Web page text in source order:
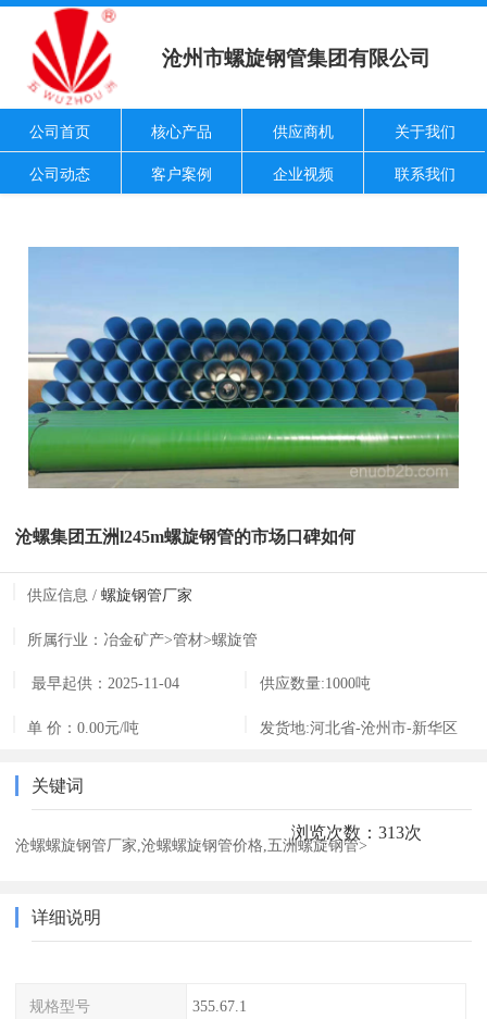
沧州市螺旋钢管集团有限公司
公司首页 核心产品 供应商机 关于我们
公司动态 客户案例 企业视频 联系我们
沧螺集团五洲l245m螺旋钢管的市场口碑如何
供应信息 /螺旋钢管厂家
所属行业： 冶金矿产>管材>螺旋管
最早起供： 2025-11-04
07:32:20
供应数量:1000吨
单 价：0.00元/吨 发货地:河北省-沧州市-新华区
关键词
浏览次数：313次
沧螺螺旋钢管厂家,沧螺螺旋钢管价格,五洲螺旋钢管>
详细说明
规格型号 355.67.1